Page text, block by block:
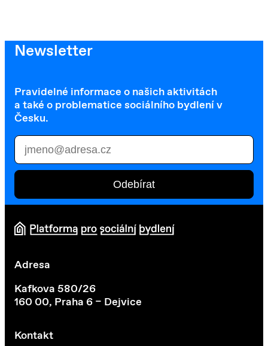
Newsletter
Pravidelné informace o našich aktivitách
a také o problematice sociálního bydlení v
Česku.
Adresa
Kafkova 580/26
160 00, Praha 6 – Dejvice
Kontakt